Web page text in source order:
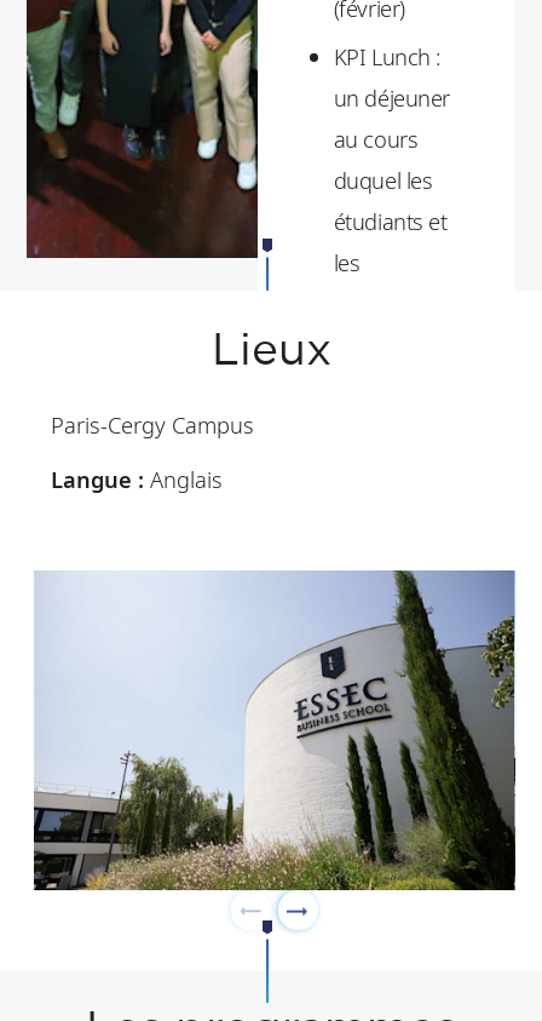
(février)
KPI Lunch :
un déjeuner
au cours
duquel les
étudiants et
les
des progrès
et des idées
sur leur
étude de cas
(mars)
Séminaire
"Artificial
Intelligence
Lieux
Paris-Cergy Campus
Langue :Anglais